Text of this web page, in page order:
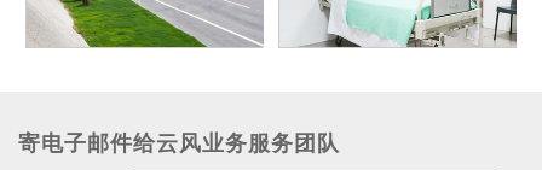
寄电子邮件给云风业务服务团队